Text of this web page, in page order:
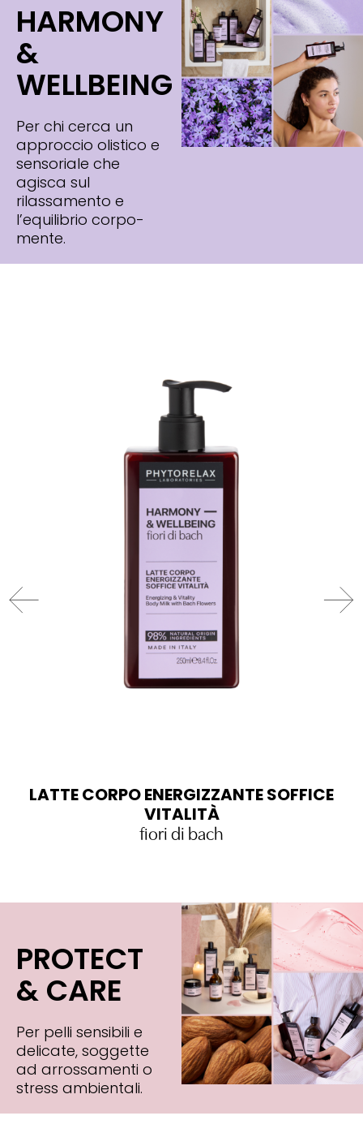
HARMONY
&
WELLBEING
Per chi cerca un
approccio olistico e
sensoriale che
agisca sul
rilassamento e
l’equilibrio corpo-
mente.
LATTE CORPO ENERGIZZANTE SOFFICE
VITALITÀ
fiori di bach
PROTECT
& CARE
Per pelli sensibili e
delicate, soggette
ad arrossamenti o
stress ambientali.